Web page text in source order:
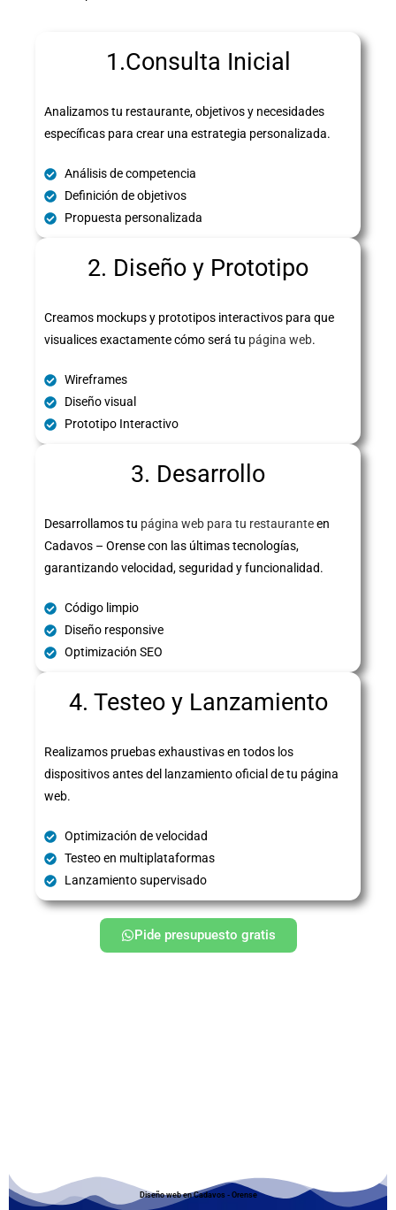
1.Consulta Inicial
Analizamos tu restaurante, objetivos y necesidades
específicas para crear una estrategia personalizada.
Análisis de competencia
Definición de objetivos
Propuesta personalizada
2. Diseño y Prototipo
Creamos mockups y prototipos interactivos para que
visualices exactamente cómo será tu página web.
Wireframes
Diseño visual
Prototipo Interactivo
3. Desarrollo
Desarrollamos tu página web para tu restauranteen
Cadavos – Orense con las últimas tecnologías,
garantizando velocidad, seguridad y funcionalidad.
Código limpio
Diseño responsive
Optimización SEO
4. Testeo y Lanzamiento
Realizamos pruebas exhaustivas en todos los
dispositivos antes del lanzamiento oficial de tu página
web.
Optimización de velocidad
Testeo en multiplataformas
Lanzamiento supervisado
Pide presupuesto gratis
Diseño web en Cadavos - Orense